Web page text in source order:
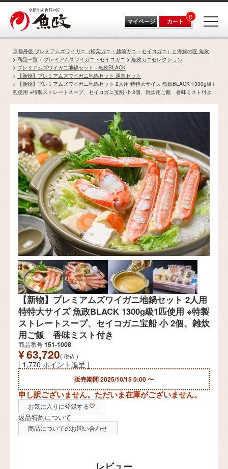
マイページ カート 0
京都丹後 プレミアムズワイガニ（松葉ガニ・越前ガニ・セイコガニ）と海鮮の匠 魚政
商品一覧
プレミアムズワイガニ・セイコガニ
魚政カニセレクション
プレミアムズワイガニ地鍋セット - 魚政BLACK
【新物】プレミアムズワイガニ地鍋セット 通常セット
【新物】プレミアムズワイガニ地鍋セット 2人用 特特大サイズ 魚政BLACK 1300g級1
匹使用 ※特製ストレートスープ、セイコガニ宝船 小 2個、雑炊用ご飯 香味ミスト付き
【新物】プレミアムズワイガニ地鍋セット 2人用
特特大サイズ 魚政BLACK 1300g級1匹使用 ※特製
ストレートスープ、セイコガニ宝船 小 2個、雑炊
用ご飯 香味ミスト付き
商品番号151-1008
¥63,720 税込
[ 1,770 ポイント進呈 ]
販売期間2025/10/15 0:00〜
申し訳ございません。ただいま在庫がございません。
お気に入りに登録する
返品特約について
商品についてのお問い合わせ